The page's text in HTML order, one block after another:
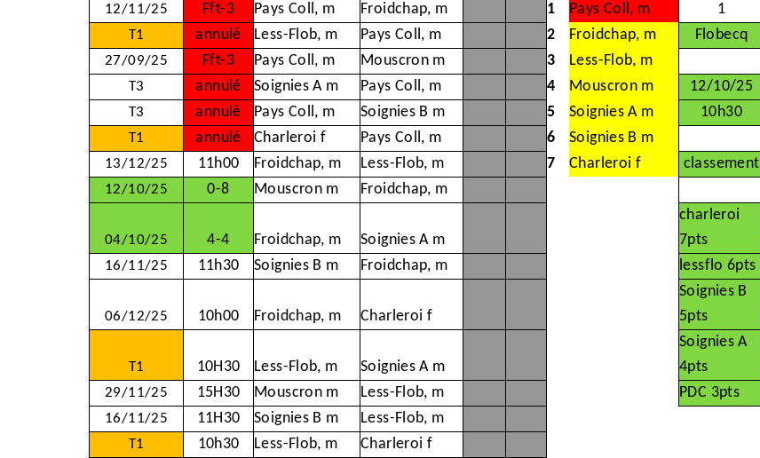
12/11/25 Fft-3 Pays Coll, m Froidchap, m 1 Pays Coll, m 1
T1 annulé Less-Flob, m Pays Coll, m 2 Froidchap, m Flobecq
27/09/25 Fft-3 Pays Coll, m Mouscron m 3 Less-Flob, m
T3 annulé Soignies A m Pays Coll, m 4 Mouscron m 12/10/25
T3 annulé Pays Coll, m Soignies B m 5 Soignies A m 10h30
T1 annulé Charleroi f Pays Coll, m 6 Soignies B m
13/12/25 11h00 Froidchap, m Less-Flob, m 7 Charleroi f classement
12/10/25 0-8 Mouscron m Froidchap, m
04/10/25 4-4 Froidchap, m Soignies A m
charleroi
7pts
16/11/25 11h30 Soignies B m Froidchap, m lessflo 6pts
06/12/25 10h00 Froidchap, m Charleroi f
Soignies B
5pts
T1 10H30 Less-Flob, m Soignies A m
Soignies A
4pts
29/11/25 15H30 Mouscron m Less-Flob, m PDC 3pts
16/11/25 11H30 Soignies B m Less-Flob, m
T1 10h30 Less-Flob, m Charleroi f